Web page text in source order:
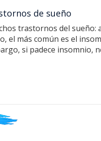
de sueño
trastornos del sueño:
el más común es el
si padece insomnio,